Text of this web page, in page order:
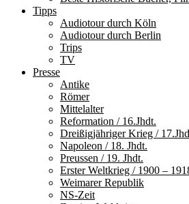
Tipps
Audiotour durch Köln
Audiotour durch Berlin
Trips
TV
Presse
Antike
Römer
Mittelalter
Reformation / 16.Jhdt.
Dreißigjähriger Krieg /
Napoleon / 18. Jhdt.
Preussen / 19. Jhdt.
Erster Weltkrieg / 1900 –
Weimarer Republik
NS-Zeit